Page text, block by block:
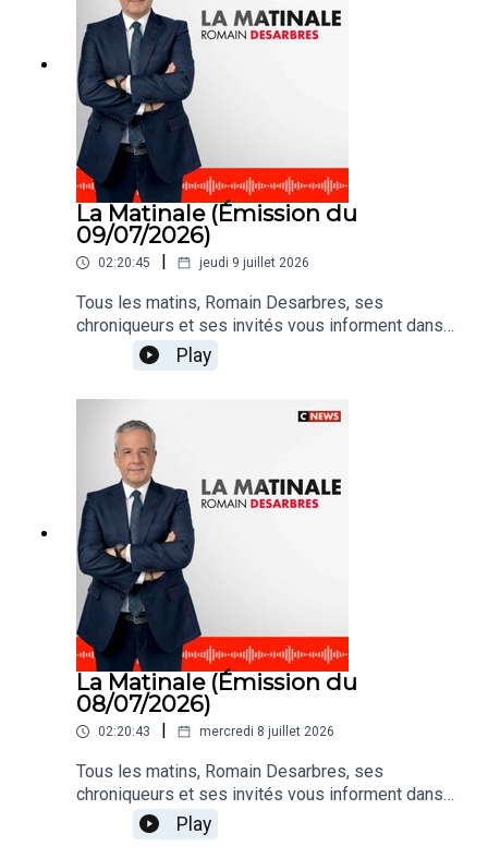
La Matinale (Émission du
09/07/2026)
02:20:45 | jeudi 9 juillet 2026
Tous les matins, Romain Desarbres, ses
chroniqueurs et ses invités vous informent dans
#LaMatinale
Play
La Matinale (Émission du
08/07/2026)
02:20:43 | mercredi 8 juillet 2026
Tous les matins, Romain Desarbres, ses
chroniqueurs et ses invités vous informent dans
#LaMatinale
Play